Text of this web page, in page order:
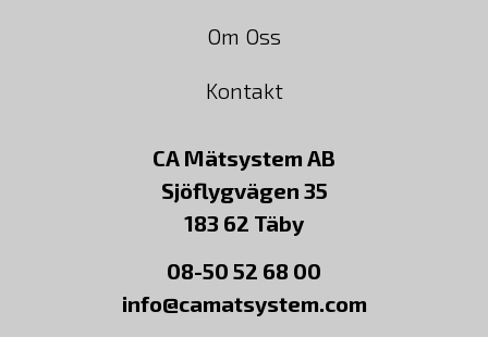
Om Oss
Kontakt
CA Mätsystem AB
Sjöflygvägen 35
183 62 Täby
08-50 52 68 00
info@camatsystem.com